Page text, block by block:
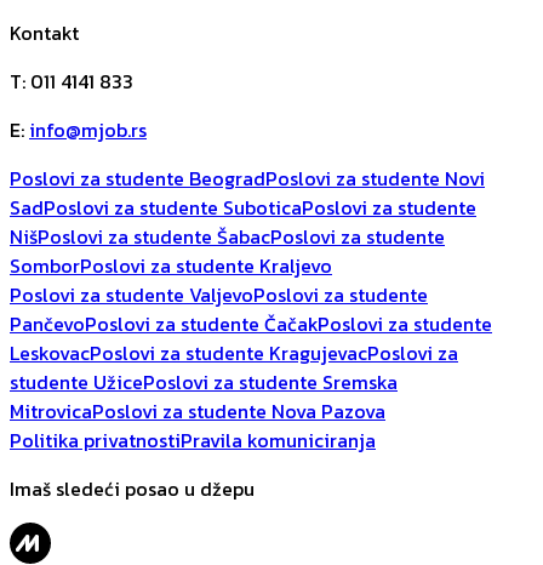
Kontakt
T: 011 4141 833
E: info@mjob.rs
Poslovi za studente BeogradPoslovi za studente Novi
SadPoslovi za studente SuboticaPoslovi za studente
NišPoslovi za studente ŠabacPoslovi za studente
SomborPoslovi za studente Kraljevo
Poslovi za studente ValjevoPoslovi za studente
PančevoPoslovi za studente ČačakPoslovi za studente
LeskovacPoslovi za studente KragujevacPoslovi za
studente UžicePoslovi za studente Sremska
MitrovicaPoslovi za studente Nova Pazova
Politika privatnostiPravila komuniciranja
Imaš sledeći posao u džepu